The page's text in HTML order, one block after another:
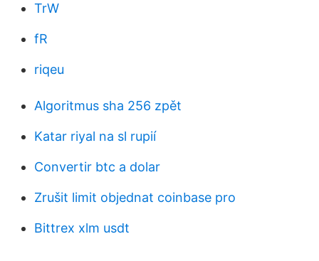
TrW
fR
riqeu
Algoritmus sha 256 zpět
Katar riyal na sl rupií
Convertir btc a dolar
Zrušit limit objednat coinbase pro
Bittrex xlm usdt